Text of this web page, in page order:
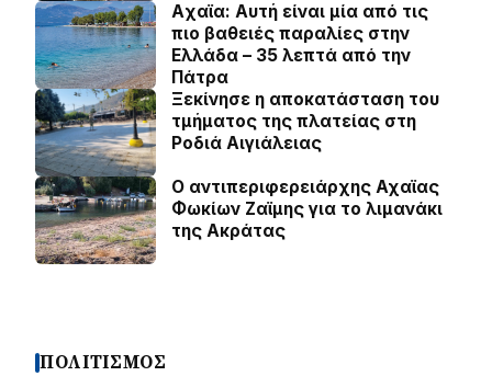
Aχαϊα: Αυτή είναι μία από τις
πιο βαθειές παραλίες στην
Ελλάδα – 35 λεπτά από την
Πάτρα
Ξεκίνησε η αποκατάσταση του
τμήματος της πλατείας στη
Ροδιά Αιγιάλειας
O αντιπεριφερειάρχης Αχαϊας
Φωκίων Ζαϊμης για το λιμανάκι
της Ακράτας
ΠΟΛΙΤΙΣΜΟΣ